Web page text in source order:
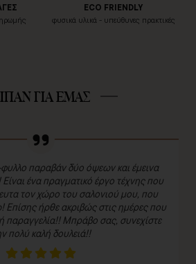
ECO FRIENDLY
φυσικά υλικά - υπεύθυνες πρακτικές
ΓΙΑ ΕΜΑΣ
παραβάν δύο όψεων και έμεινα
ένα πραγματικό έργο τέχνης που
τον χώρο του σαλονιού μου, που
Επίσης ήρθε ακριβώς στις ημέρες που
παραγγελία!! Μπράβο σας, συνεχίστε
πολύ καλή δουλειά!!